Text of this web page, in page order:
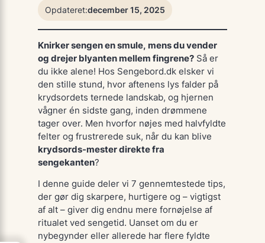
Opdateret:december 15, 2025
Knirker sengen en smule, mens du vender
og drejer blyanten mellem fingrene?Så er
du ikke alene! Hos Sengebord.dkelsker vi
den stille stund, hvor aftenens lys falder på
krydsordets ternede landskab, og hjernen
vågner én sidste gang, inden drømmene
tager over. Men hvorfor nøjes med halvfyldte
felter og frustrerede suk, når du kan blive
krydsords-mester direkte fra
sengekanten?
I denne guide deler vi 7 gennemtestede tips,
der gør dig skarpere, hurtigere og – vigtigst
af alt – giver dig endnu mere fornøjelse af
ritualet ved sengetid. Uanset om du er
nybegynder eller allerede har flere fyldte